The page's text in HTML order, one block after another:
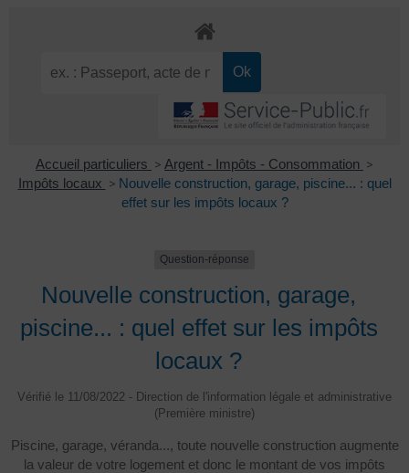
Accueil particuliers > Argent - Impôts - Consommation >
Impôts locaux > Nouvelle construction, garage, piscine... : quel
effet sur les impôts locaux ?
Question-réponse
Nouvelle construction, garage,
piscine... : quel effet sur les impôts
locaux ?
Vérifié le 11/08/2022 - Direction de l'information légale et administrative
(Première ministre)
Piscine, garage, véranda..., toute nouvelle construction augmente
la valeur de votre logement et donc le montant de vos impôts